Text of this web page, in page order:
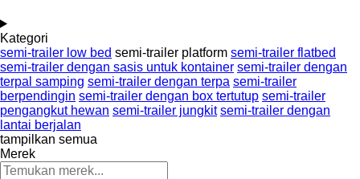
Kategori
semi-trailer low bed semi-trailer platform semi-trailer flatbed
semi-trailer dengan sasis untuk kontainer semi-trailer dengan
terpal samping semi-trailer dengan terpa semi-trailer
berpendingin semi-trailer dengan box tertutup semi-trailer
pengangkut hewan semi-trailer jungkit semi-trailer dengan
lantai berjalan
tampilkan semua
Merek